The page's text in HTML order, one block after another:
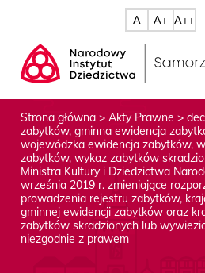
A A+ A++
Strona główna >Akty Prawne >
zabytków,gminna ewidencja
wojewódzka ewidencja zabytków,
zabytków,wykaz zabytków
Ministra Kultury i Dziedzictwa
września 2019 r. zmieniające
prowadzenia rejestru zabytków,
gminnej ewidencji zabytków oraz
zabytków skradzionych lub
niezgodnie z prawem